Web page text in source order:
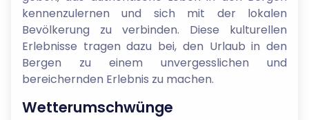
kennenzulernen und sich mit der lokalen
Bevölkerung zu verbinden. Diese kulturellen
Erlebnisse tragen dazu bei, den Urlaub in den
Bergen zu einem unvergesslichen und
bereichernden Erlebnis zu machen.
Wetterumschwünge